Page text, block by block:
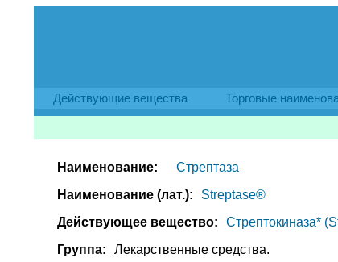
Действующие вещества Торговые
Наименование:
Стрептаза
Наименование (лат.):
Streptase®
Действующее вещество:
Стрептокиназа*
Группа:
Лекарственные средства.